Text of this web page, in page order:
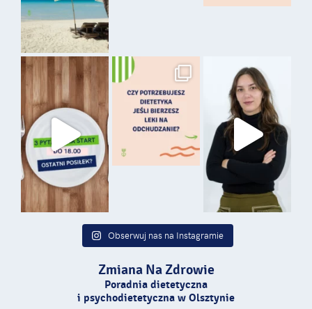
Obserwuj nas na Instagramie
Zmiana Na Zdrowie
Poradnia dietetyczna
i psychodietetyczna w Olsztynie